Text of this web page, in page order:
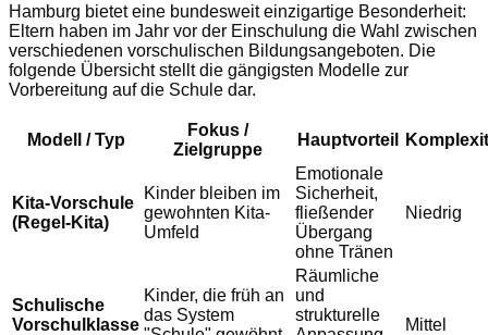
Hamburg bietet eine bundesweit einzigartige Besonderheit:
Eltern haben im Jahr vor der Einschulung die Wahl zwischen
verschiedenen vorschulischen Bildungsangeboten. Die
folgende Übersicht stellt die gängigsten Modelle zur
Vorbereitung auf die Schule dar.
Modell / Typ
Fokus /
Zielgruppe
Hauptvorteil
Kita-Vorschule
(Regel-Kita)
Kinder bleiben im
gewohnten Kita-
Umfeld
Emotionale
Sicherheit,
fließender
Übergang
ohne Tränen
Niedrig
Schulische
Vorschulklasse
Kinder, die früh an
das System
Räumliche
und
strukturelle
Mittel